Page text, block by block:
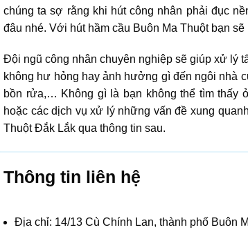
chúng ta sợ rằng khi hút công nhân phải đục
đâu nhé. Với hút hầm cầu Buôn Ma Thuột bạn
Đội ngũ công nhân chuyên nghiệp sẽ giúp xử lý
không hư hỏng hay ảnh hưởng gì đến ngôi nhà
bồn rửa,… Không gì là bạn không thể tìm thấy
hoặc các dịch vụ xử lý những vấn đề xung
Thuột Đắk Lắk qua thông tin sau.
Thông tin liên hệ
Địa chỉ: 14/13 Cù Chính Lan, thành phố Buôn